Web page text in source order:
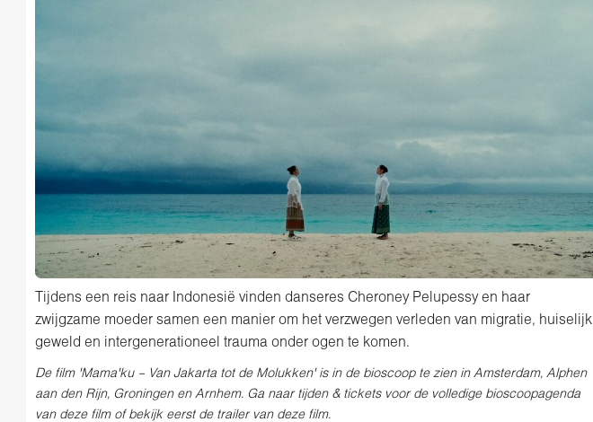
Tijdens een reis naar Indonesië vinden danseres Cheroney Pelupessy en haar
zwijgzame moeder samen een manier om het verzwegen verleden van migratie, huiselijk
geweld en intergenerationeel trauma onder ogen te komen.
De film 'Mama'ku – Van Jakarta tot de Molukken' is in de bioscoop te zien in Amsterdam, Alphen
aan den Rijn, Groningen en Arnhem. Ga naar tijden & tickets voor de volledige bioscoopagenda
van deze film of bekijk eerst de trailer van deze film.